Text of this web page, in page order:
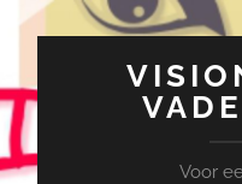
Voor